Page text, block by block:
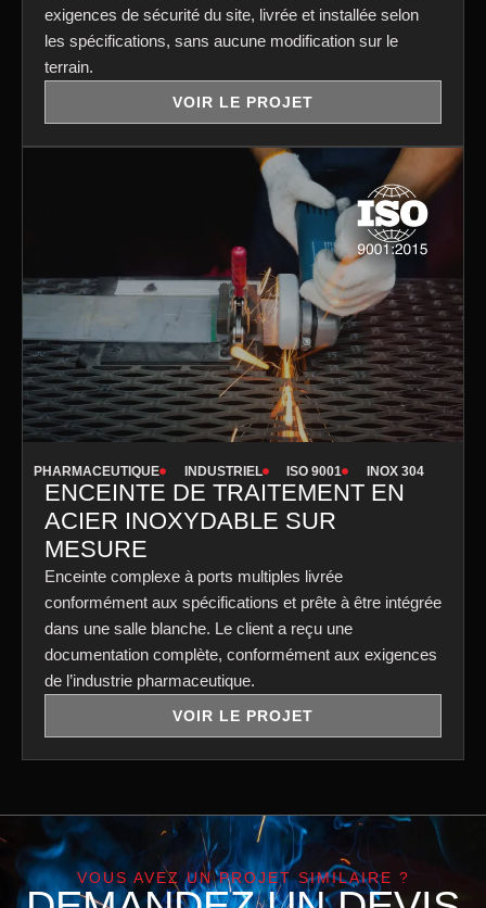
exigences de sécurité du site, livrée et installée selon
les spécifications, sans aucune modification sur le
terrain.
VOIR LE PROJET
PHARMACEUTIQUE INDUSTRIEL ISO 9001 INOX 304
ENCEINTE DE TRAITEMENT EN
ACIER INOXYDABLE SUR
MESURE
Enceinte complexe à ports multiples livrée
conformément aux spécifications et prête à être intégrée
dans une salle blanche. Le client a reçu une
documentation complète, conformément aux exigences
de l’industrie pharmaceutique.
VOIR LE PROJET
VOUS AVEZ UN PROJET SIMILAIRE ?